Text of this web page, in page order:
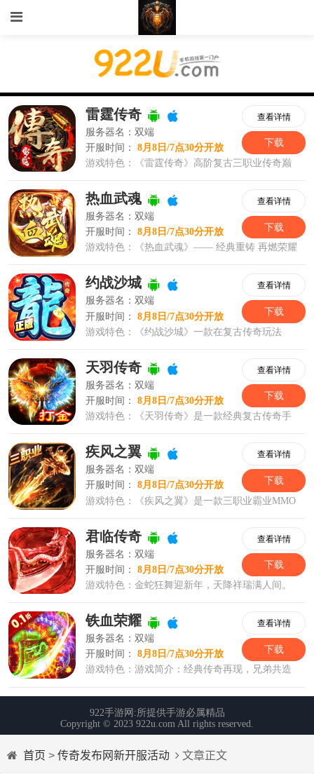
首页 > 传奇发布网新开服活动 文章正文